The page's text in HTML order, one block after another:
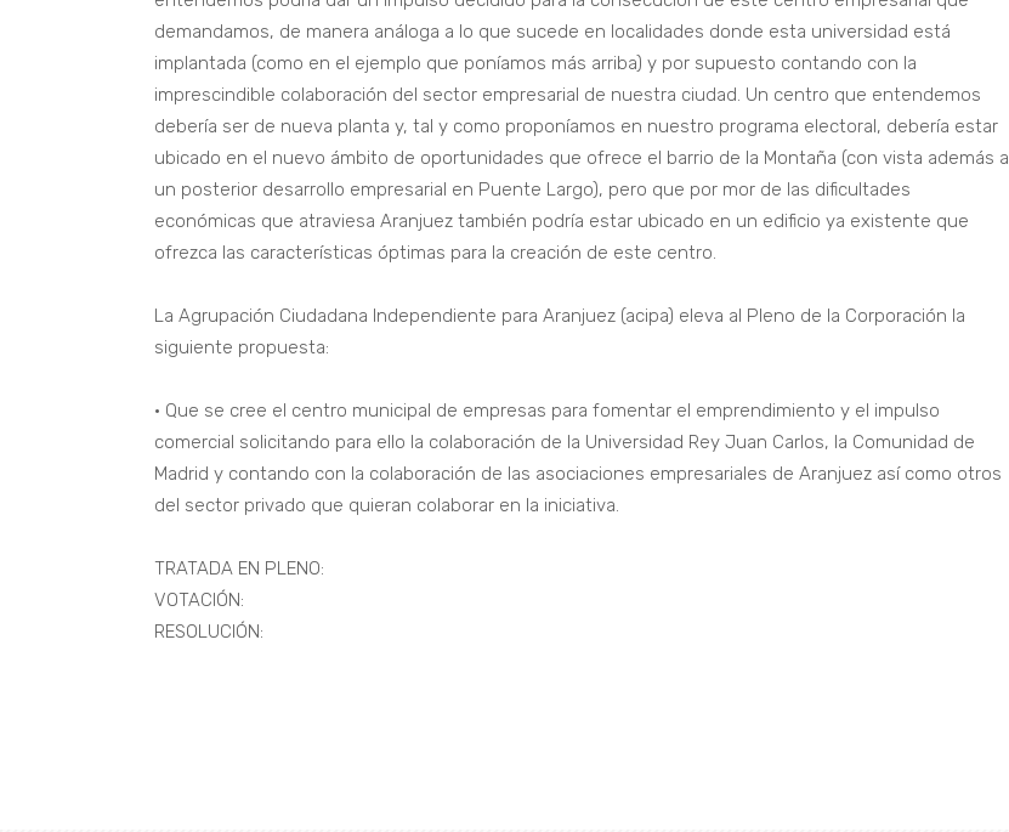
demandamos, de manera análoga a lo que sucede en localidades donde esta universidad está
implantada (como en el ejemplo que poníamos más arriba) y por supuesto contando con la
imprescindible colaboración del sector empresarial de nuestra ciudad. Un centro que entendemos
debería ser de nueva planta y, tal y como proponíamos en nuestro programa electoral, debería estar
ubicado en el nuevo ámbito de oportunidades que ofrece el barrio de la Montaña (con vista además a
un posterior desarrollo empresarial en Puente Largo), pero que por mor de las dificultades
económicas que atraviesa Aranjuez también podría estar ubicado en un edificio ya existente que
ofrezca las características óptimas para la creación de este centro.
La Agrupación Ciudadana Independiente para Aranjuez (acipa) eleva al Pleno de la Corporación la
siguiente propuesta:
• Que se cree el centro municipal de empresas para fomentar el emprendimiento y el impulso
comercial solicitando para ello la colaboración de la Universidad Rey Juan Carlos, la Comunidad de
Madrid y contando con la colaboración de las asociaciones empresariales de Aranjuez así como otros
del sector privado que quieran colaborar en la iniciativa.
TRATADA EN PLENO:
VOTACIÓN:
RESOLUCIÓN: